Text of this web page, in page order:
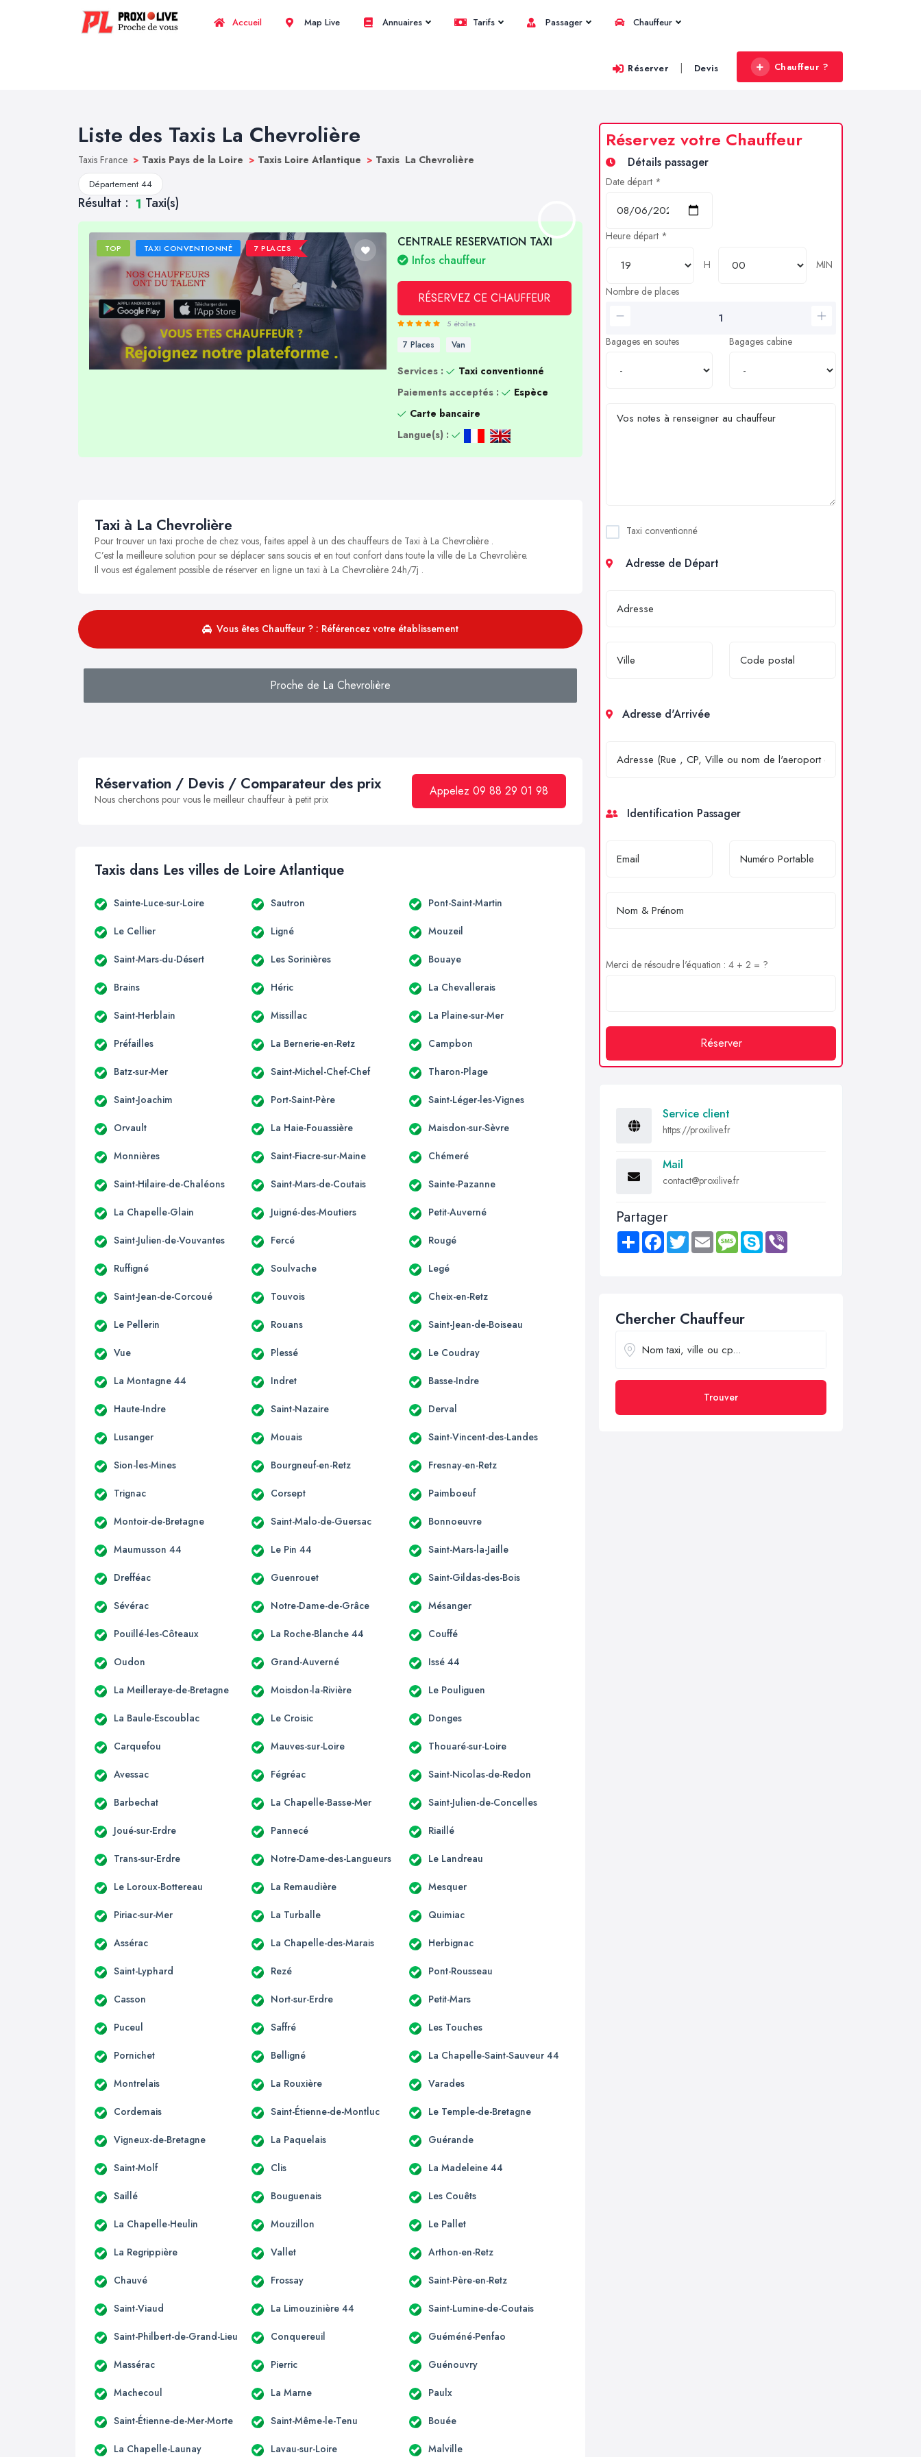
Accueil Map Live Annuaires Tarifs Passager Chauffeur
Réserver | Devis Chauffeur ?
Liste des Taxis La Chevrolière
Taxis France > Taxis Pays de la Loire > Taxis Loire Atlantique > Taxis La Chevrolière
Département 44
Résultat : 1 Taxi(s)
TOP TAXI CONVENTIONNÉ 7 PLACES
CENTRALE RESERVATION TAXI
Infos chauffeur
RÉSERVEZ CE CHAUFFEUR
5 étoiles
7 Places Van
Services :
Taxi conventionné
Paiements acceptés :
Espèce
Carte bancaire
Langue(s) :
Taxi à La Chevrolière
Pour trouver un taxi proche de chez vous, faites appel à un des chauffeurs de Taxi à La Chevrolière .
C’est la meilleure solution pour se déplacer sans soucis et en tout confort dans toute la ville de La Chevrolière.
Il vous est également possible de réserver en ligne un taxi à La Chevrolière 24h/7j .
Vous êtes Chauffeur ? : Référencez votre établissement
Proche de La Chevrolière
Réservation / Devis / Comparateur des prix
Nous cherchons pour vous le meilleur chauffeur à petit prix
Appelez 09 88 29 01 98
Taxis dans Les villes de Loire Atlantique
Sainte-Luce-sur-Loire Sautron Pont-Saint-Martin
Le Cellier Ligné Mouzeil
Saint-Mars-du-Désert Les Sorinières Bouaye
Brains Héric La Chevallerais
Saint-Herblain Missillac La Plaine-sur-Mer
Préfailles La Bernerie-en-Retz Campbon
Batz-sur-Mer Saint-Michel-Chef-Chef Tharon-Plage
Saint-Joachim Port-Saint-Père Saint-Léger-les-Vignes
Orvault La Haie-Fouassière Maisdon-sur-Sèvre
Monnières Saint-Fiacre-sur-Maine Chémeré
Saint-Hilaire-de-Chaléons Saint-Mars-de-Coutais Sainte-Pazanne
La Chapelle-Glain Juigné-des-Moutiers Petit-Auverné
Saint-Julien-de-Vouvantes Fercé Rougé
Ruffigné Soulvache Legé
Saint-Jean-de-Corcoué Touvois Cheix-en-Retz
Le Pellerin Rouans Saint-Jean-de-Boiseau
Vue Plessé Le Coudray
La Montagne 44 Indret Basse-Indre
Haute-Indre Saint-Nazaire Derval
Lusanger Mouais Saint-Vincent-des-Landes
Sion-les-Mines Bourgneuf-en-Retz Fresnay-en-Retz
Trignac Corsept Paimboeuf
Montoir-de-Bretagne Saint-Malo-de-Guersac Bonnoeuvre
Maumusson 44 Le Pin 44 Saint-Mars-la-Jaille
Drefféac Guenrouet Saint-Gildas-des-Bois
Sévérac Notre-Dame-de-Grâce Mésanger
Pouillé-les-Côteaux La Roche-Blanche 44 Couffé
Oudon Grand-Auverné Issé 44
La Meilleraye-de-Bretagne Moisdon-la-Rivière Le Pouliguen
La Baule-Escoublac Le Croisic Donges
Carquefou Mauves-sur-Loire Thouaré-sur-Loire
Avessac Fégréac Saint-Nicolas-de-Redon
Barbechat La Chapelle-Basse-Mer Saint-Julien-de-Concelles
Joué-sur-Erdre Pannecé Riaillé
Trans-sur-Erdre Notre-Dame-des-Langueurs Le Landreau
Le Loroux-Bottereau La Remaudière Mesquer
Piriac-sur-Mer La Turballe Quimiac
Assérac La Chapelle-des-Marais Herbignac
Saint-Lyphard Rezé Pont-Rousseau
Casson Nort-sur-Erdre Petit-Mars
Puceul Saffré Les Touches
Pornichet Belligné La Chapelle-Saint-Sauveur 44
Montrelais La Rouxière Varades
Cordemais Saint-Étienne-de-Montluc Le Temple-de-Bretagne
Vigneux-de-Bretagne La Paquelais Guérande
Saint-Molf Clis La Madeleine 44
Saillé Bouguenais Les Couêts
La Chapelle-Heulin Mouzillon Le Pallet
La Regrippière Vallet Arthon-en-Retz
Chauvé Frossay Saint-Père-en-Retz
Saint-Viaud La Limouzinière 44 Saint-Lumine-de-Coutais
Saint-Philbert-de-Grand-Lieu Conquereuil Guéméné-Penfao
Massérac Pierric Guénouvry
Machecoul La Marne Paulx
Saint-Étienne-de-Mer-Morte Saint-Même-le-Tenu Bouée
La Chapelle-Launay Lavau-sur-Loire Malville
Réservez votre Chauffeur
Détails passager
Date départ *
Heure départ *
H
MIN
Nombre de places
Bagages en soutes Bagages cabine
Taxi conventionné
Adresse de Départ
Adresse d'Arrivée
Identification Passager
Merci de résoudre l'équation : 4 + 2 = ?
Réserver
Service client
https://proxilive.fr
Mail
contact@proxilive.fr
Partager
Share FacebookTwitter Email MessageSkype
Chercher Chauffeur
Trouver